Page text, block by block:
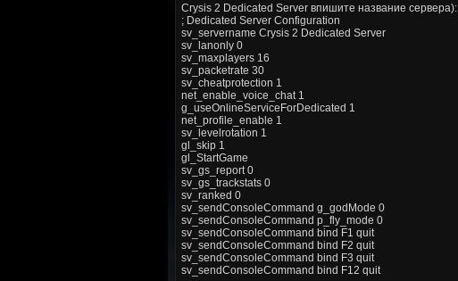
Crysis 2 Dedicated Server впишите название сервера):
; Dedicated Server Configuration
sv_servername Crysis 2 Dedicated Server
sv_lanonly 0
sv_maxplayers 16
sv_packetrate 30
sv_cheatprotection 1
net_enable_voice_chat 1
g_useOnlineServiceForDedicated 1
net_profile_enable 1
sv_levelrotation 1
gl_skip 1
gl_StartGame
sv_gs_report 0
sv_gs_trackstats 0
sv_ranked 0
sv_sendConsoleCommand g_godMode 0
sv_sendConsoleCommand p_fly_mode 0
sv_sendConsoleCommand bind F1 quit
sv_sendConsoleCommand bind F2 quit
sv_sendConsoleCommand bind F3 quit
sv_sendConsoleCommand bind F12 quit